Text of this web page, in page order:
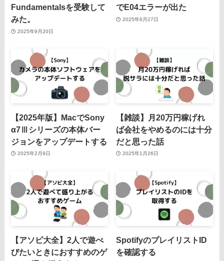
Fundamentalsを受験して
みた。
2025年9月20日
でE04エラーが出た
2025年6月27日
【2025年版】MacでSony
α7Ⅲシリーズの本体バー
ジョンをアップデートする
2025年2月9日
【雑談】月20万円稼げれ
ば会社をやめるのには十分
だと思った話
2025年1月26日
【アソビ大全】2人で遊べ
びたいときにおすすめのゲ
SpotifyのプレイリストID
を確認する